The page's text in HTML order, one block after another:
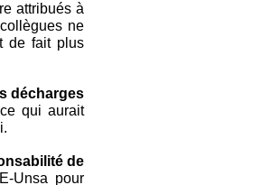
attribués à
ne
de fait plus
décharges
qui aurait
de
Unsa pour